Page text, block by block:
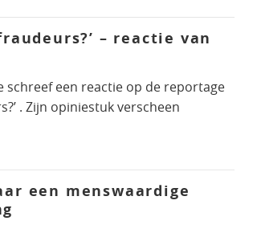
– reactie van
schreef een reactie op de reportage
. Zijn opiniestuk verscheen
een menswaardige